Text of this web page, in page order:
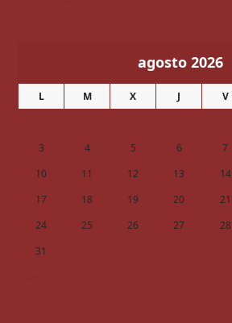
agosto 2026
L M X J V
3
4 5 6 7
10
11 12 13 14
17
18 19 20 21
24
25 26 27 28
31